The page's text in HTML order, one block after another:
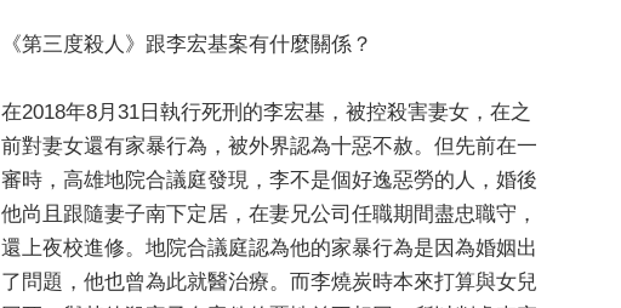
《第三度殺人》跟李宏基案有什麼關係？
在2018年8月31日執行死刑的李宏基，被控殺害妻女，在之
前對妻女還有家暴行為，被外界認為十惡不赦。但先前在一
審時，高雄地院合議庭發現，李不是個好逸惡勞的人，婚後
他尚且跟隨妻子南下定居，在妻兄公司任職期間盡忠職守，
還上夜校進修。地院合議庭認為他的家暴行為是因為婚姻出
了問題，他也曾為此就醫治療。而李燒炭時本來打算與女兒